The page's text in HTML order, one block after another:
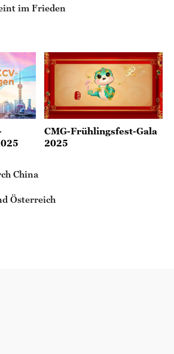
im Frieden
CMG-Frühlingsfest-Gala
2025
China
Österreich